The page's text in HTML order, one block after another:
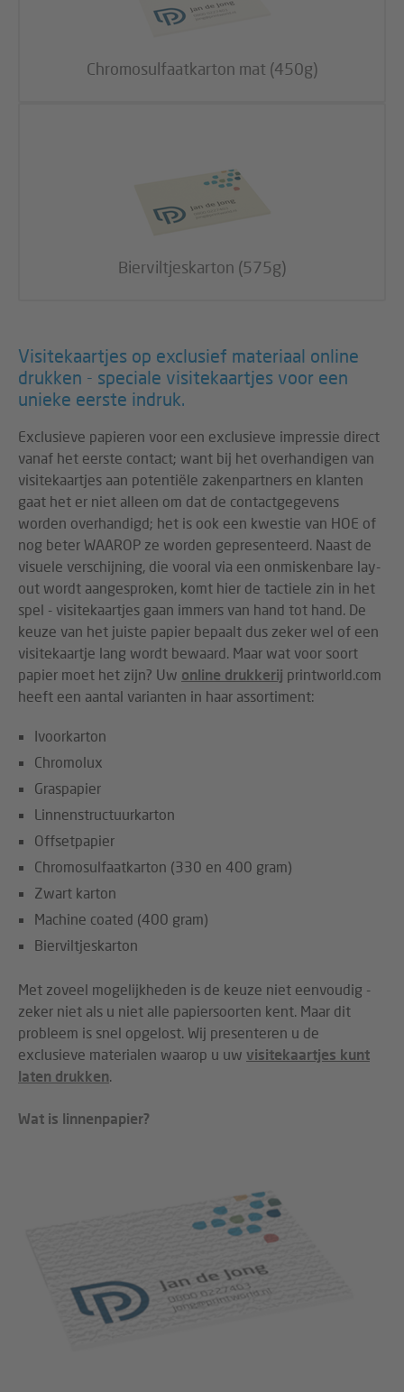
Chromosulfaatkarton mat (450g)
Bierviltjeskarton (575g)
Visitekaartjes op exclusief materiaal online
drukken - speciale visitekaartjes voor een
unieke eerste indruk.
Exclusieve papieren voor een exclusieve impressie direct
vanaf het eerste contact; want bij het overhandigen van
visitekaartjes aan potentiële zakenpartners en klanten
gaat het er niet alleen om dat de contactgegevens
worden overhandigd; het is ook een kwestie van HOE of
nog beter WAAROP ze worden gepresenteerd. Naast de
visuele verschijning, die vooral via een onmiskenbare lay-
out wordt aangesproken, komt hier de tactiele zin in het
spel - visitekaartjes gaan immers van hand tot hand. De
keuze van het juiste papier bepaalt dus zeker wel of een
visitekaartje lang wordt bewaard. Maar wat voor soort
papier moet het zijn? Uw online drukkerij printworld.com
heeft een aantal varianten in haar assortiment:
Ivoorkarton
Chromolux
Graspapier
Linnenstructuurkarton
Offsetpapier
Chromosulfaatkarton (330 en 400 gram)
Zwart karton
Machine coated (400 gram)
Bierviltjeskarton
Met zoveel mogelijkheden is de keuze niet eenvoudig -
zeker niet als u niet alle papiersoorten kent. Maar dit
probleem is snel opgelost. Wij presenteren u de
exclusieve materialen waarop u uw visitekaartjes kunt
laten drukken.
Wat is linnenpapier?